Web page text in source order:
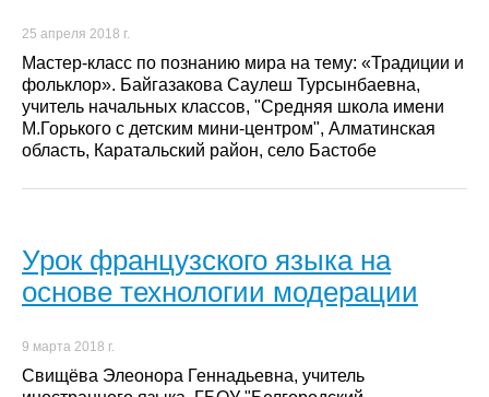
25 апреля 2018 г.
Мастер-класс по познанию мира на тему: «Традиции и
фольклор». Байгазакова Саулеш Турсынбаевна,
учитель начальных классов, "Средняя школа имени
М.Горького с детским мини-центром", Алматинская
область, Каратальский район, село Бастобе
Урок французского языка на
основе технологии модерации
9 марта 2018 г.
Свищёва Элеонора Геннадьевна, учитель